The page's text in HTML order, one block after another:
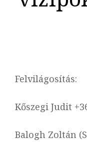
Felvilágosítás:
Kőszegi Judit
Balogh Zoltán